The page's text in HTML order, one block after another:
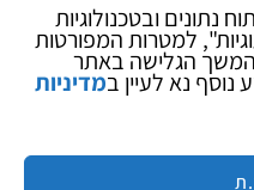
נתונים ובטכנולוגיות
למטרות המפורטות
המשך הגלישה באתר
נא לעיין במדיניות
ספקי כח ומודדים
ציוד אופטי להגדלה
מותגים